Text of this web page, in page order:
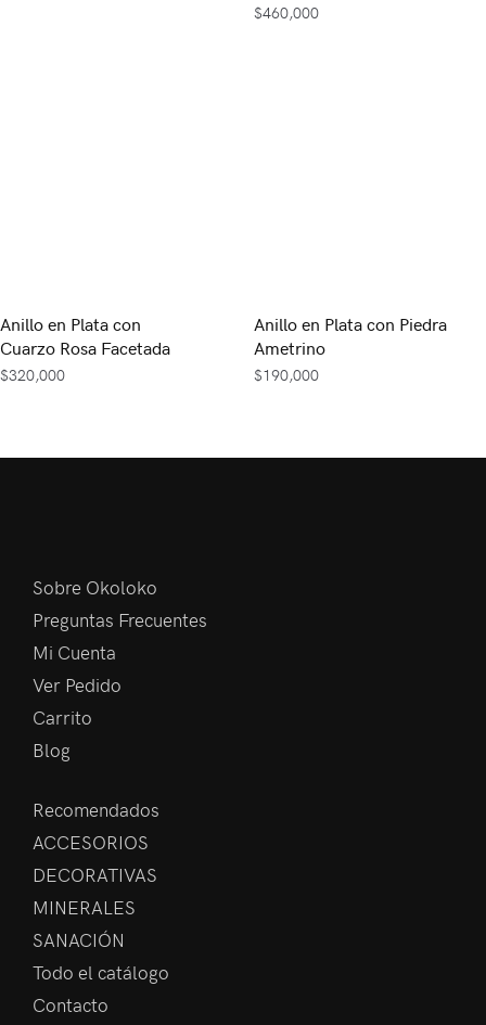
$460,000
Anillo en Plata con
Cuarzo Rosa Facetada
$320,000
Anillo en Plata con Piedra
Ametrino
$190,000
Sobre Okoloko
Preguntas Frecuentes
Mi Cuenta
Ver Pedido
Carrito
Blog
Recomendados
ACCESORIOS
DECORATIVAS
MINERALES
SANACIÓN
Todo el catálogo
Contacto